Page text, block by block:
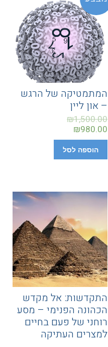
המתמטיקה של הרגש
– און ליין
₪1,500.00
₪980.00
הוספה לסל
התקדשות: אל מקדש
הכהונה הפנימי – מסע
רוחני של פעם בחיים
למצרים העתיקה